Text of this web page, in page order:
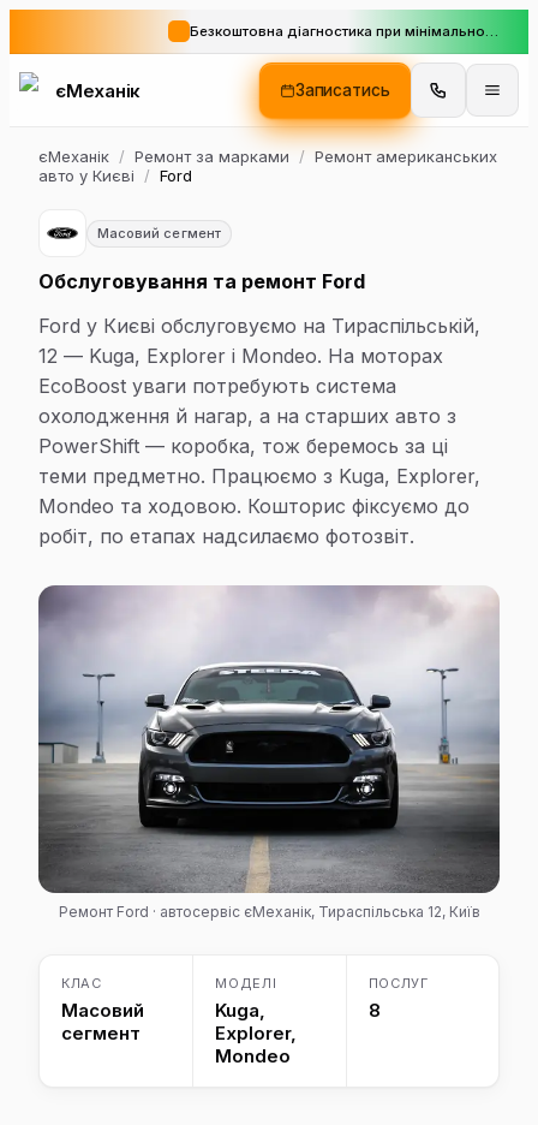
Безкоштовна діагностика при мінімальному замовленні
єМеханік Записатись
єМеханік / Ремонт за марками / Ремонт американських
авто у Києві
/ Ford
Масовий сегмент
Обслуговування та ремонт Ford
Ford у Києві обслуговуємо на Тираспільській,
12 — Kuga, Explorer і Mondeo. На моторах
EcoBoost уваги потребують система
охолодження й нагар, а на старших авто з
PowerShift — коробка, тож беремось за ці
теми предметно. Працюємо з Kuga, Explorer,
Mondeo та ходовою. Кошторис фіксуємо до
робіт, по етапах надсилаємо фотозвіт.
Ремонт Ford · автосервіс єМеханік, Тираспільська 12, Київ
КЛАС
Масовий
сегмент
МОДЕЛІ
Kuga,
Explorer,
Mondeo
ПОСЛУГ
8